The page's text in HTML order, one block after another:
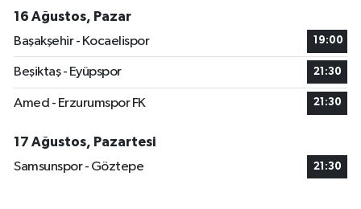
16 Ağustos, Pazar
Başakşehir - Kocaelispor
19:00
Beşiktaş - Eyüpspor 21:30
Amed - Erzurumspor FK 21:30
17 Ağustos, Pazartesi
Samsunspor - Göztepe
21:30